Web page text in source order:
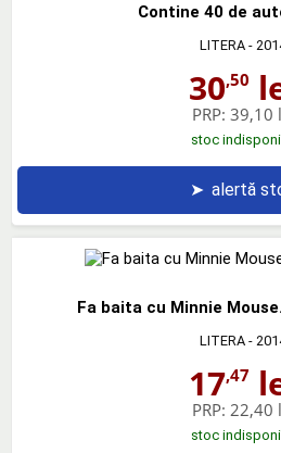
Contine 40 de
LITERA -
30,50
PRP: 39,10
stoc
➤ alertă
Fa baita cu Minnie
LITERA -
17,47
PRP: 22,40
stoc